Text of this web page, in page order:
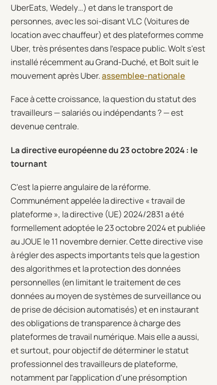
UberEats, Wedely…) et dans le transport de
personnes, avec les soi-disant VLC (Voitures de
location avec chauffeur) et des plateformes comme
Uber, très présentes dans l'espace public. Wolt s'est
installé récemment au Grand-Duché, et Bolt suit le
mouvement après Uber.assemblee-nationale
Face à cette croissance, la question du statut des
travailleurs — salariés ou indépendants ? — est
devenue centrale.
La directive européenne du 23 octobre 2024 : le
tournant
C'est la pierre angulaire de la réforme.
Communément appelée la directive « travail de
plateforme », la directive (UE) 2024/2831 a été
formellement adoptée le 23 octobre 2024 et publiée
au JOUE le 11 novembre dernier. Cette directive vise
à régler des aspects importants tels que la gestion
des algorithmes et la protection des données
personnelles (en limitant le traitement de ces
données au moyen de systèmes de surveillance ou
de prise de décision automatisés) et en instaurant
des obligations de transparence à charge des
plateformes de travail numérique. Mais elle a aussi,
et surtout, pour objectif de déterminer le statut
professionnel des travailleurs de plateforme,
notamment par l'application d'une présomption